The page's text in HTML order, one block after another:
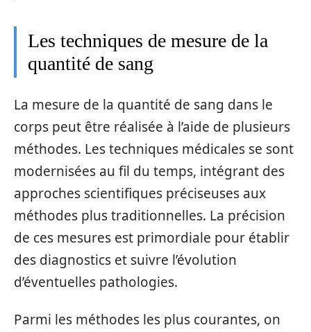
Les techniques de mesure de la
quantité de sang
La mesure de la quantité de sang dans le
corps peut être réalisée à l’aide de plusieurs
méthodes. Les techniques médicales se sont
modernisées au fil du temps, intégrant des
approches scientifiques préciseuses aux
méthodes plus traditionnelles. La précision
de ces mesures est primordiale pour établir
des diagnostics et suivre l’évolution
d’éventuelles pathologies.
Parmi les méthodes les plus courantes, on